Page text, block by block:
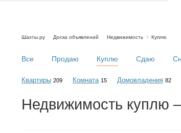
Шахты.ру Доска объявлений Недвижимость Куплю
Все Продаю Куплю Сдаю
Квартиры 209 Комната 15 Домовладения 82
Недвижимость куплю